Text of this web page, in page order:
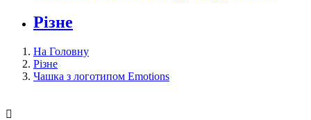
Різне
На Головну
Різне
Чашка з логотипом Emotions
